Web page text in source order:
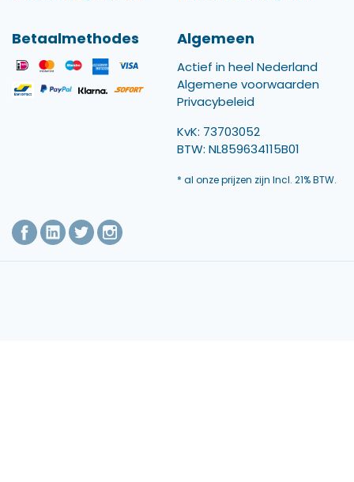
Betaalmethodes Algemeen
Actief in heel Nederland
Algemene voorwaarden
Privacybeleid
KvK: 73703052
BTW: NL859634115B01
* al onze prijzen zijn Incl. 21% BTW.